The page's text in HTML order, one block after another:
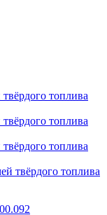
топлива
топлива
топлива
твёрдого топлива